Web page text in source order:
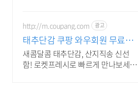
http://m.coupang.com 광고
태추단감 쿠팡 와우회원 무료배
송으로
새콤달콤 태추단감, 산지직송 신선
함! 로켓프레시로 빠르게 만나보세